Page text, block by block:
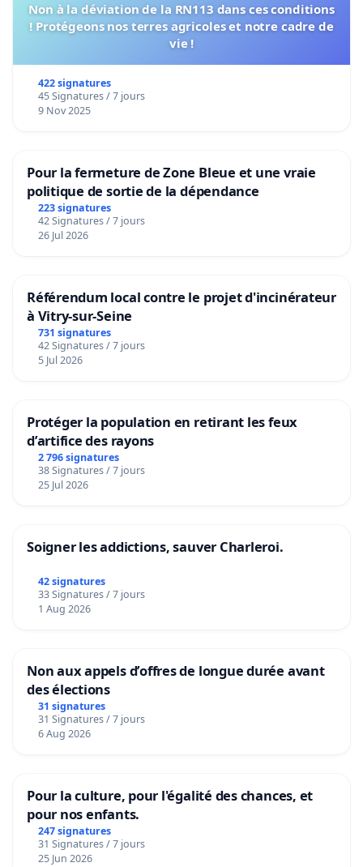
Non à la déviation de la RN113 dans ces conditions
! Protégeons nos terres agricoles et notre cadre de
vie !
422 signatures
45 Signatures / 7 jours
9 Nov 2025
Pour la fermeture de Zone Bleue et une vraie
politique de sortie de la dépendance
223 signatures
42 Signatures / 7 jours
26 Jul 2026
Référendum local contre le projet d'incinérateur
à Vitry-sur-Seine
731 signatures
42 Signatures / 7 jours
5 Jul 2026
Protéger la population en retirant les feux
d’artifice des rayons
2 796 signatures
38 Signatures / 7 jours
25 Jul 2026
Soigner les addictions, sauver Charleroi.
42 signatures
33 Signatures / 7 jours
1 Aug 2026
Non aux appels d’offres de longue durée avant
des élections
31 signatures
31 Signatures / 7 jours
6 Aug 2026
Pour la culture, pour l'égalité des chances, et
pour nos enfants.
247 signatures
31 Signatures / 7 jours
25 Jun 2026